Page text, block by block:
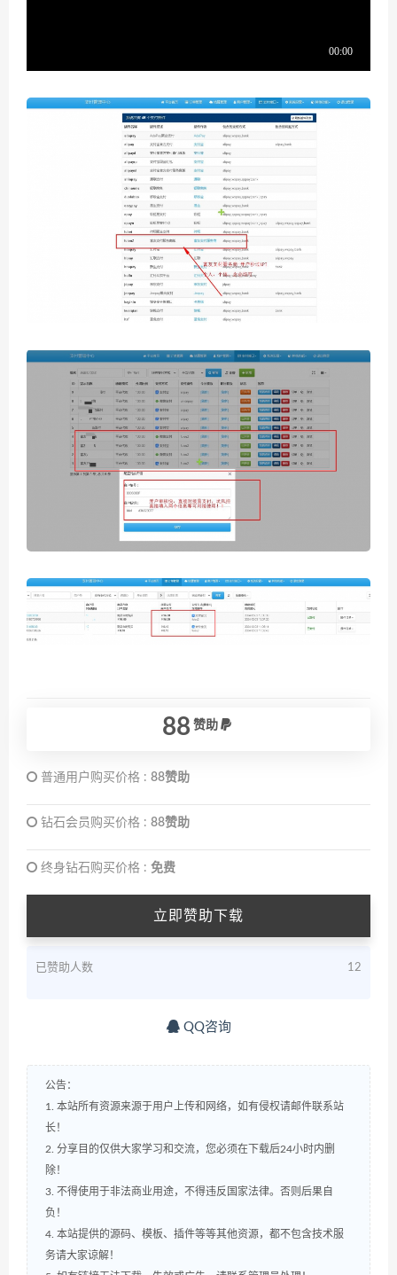
88 赞助
普通用户购买价格 : 88赞助
钻石会员购买价格 : 88赞助
终身钻石购买价格 : 免费
立即赞助下载
已赞助人数 12
QQ咨询
公告：
1. 本站所有资源来源于用户上传和网络，如有侵权请邮件联系站
长！
2. 分享目的仅供大家学习和交流，您必须在下载后24小时内删
除！
3. 不得使用于非法商业用途，不得违反国家法律。否则后果自
负！
4. 本站提供的源码、模板、插件等等其他资源，都不包含技术服
务请大家谅解！